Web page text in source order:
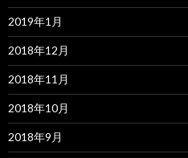
2019年1月
2018年12月
2018年11月
2018年10月
2018年9月